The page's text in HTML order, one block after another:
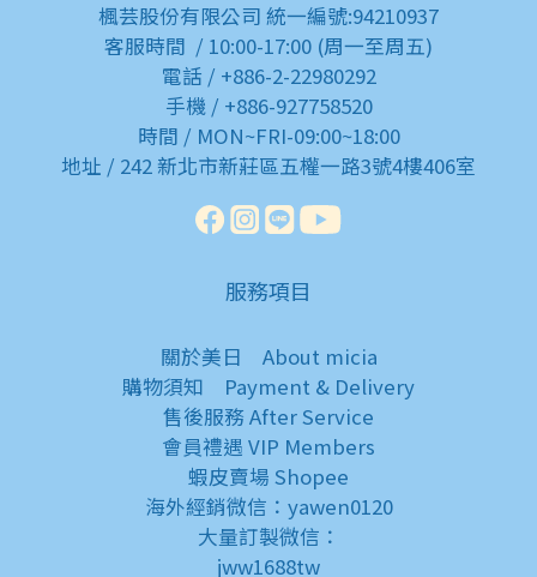
楓芸股份有限公司 統一編號:94210937
客服時間 / 10:00-17:00 (周一至周五)
電話 / +886-2-22980292
手機 / +886-927758520
時間 / MON~FRI-09:00~18:00
地址 / 242 新北市新莊區五權一路3號4樓406室
服務項目
關於美日 About micia
購物須知 Payment & Delivery
售後服務 After Service
會員禮遇 VIP Members
蝦皮賣場 Shopee
海外經銷微信：yawen0120
大量訂製微信：
jww1688tw